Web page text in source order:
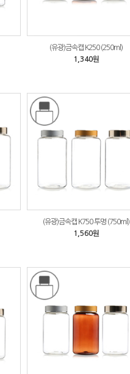
(유광)금속캡 K250 (250ml)
1,340원
(유광)금속캡 K750 투명 (750ml)
1,560원